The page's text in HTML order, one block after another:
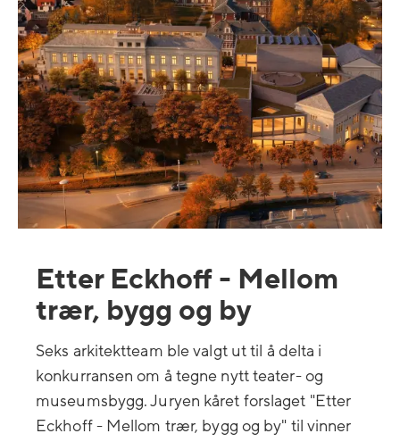
Etter Eckhoff - Mellom
trær, bygg og by
Seks arkitektteam ble valgt ut til å delta i
konkurransen om å tegne nytt teater- og
museumsbygg. Juryen kåret forslaget "Etter
Eckhoff - Mellom trær, bygg og by" til vinner